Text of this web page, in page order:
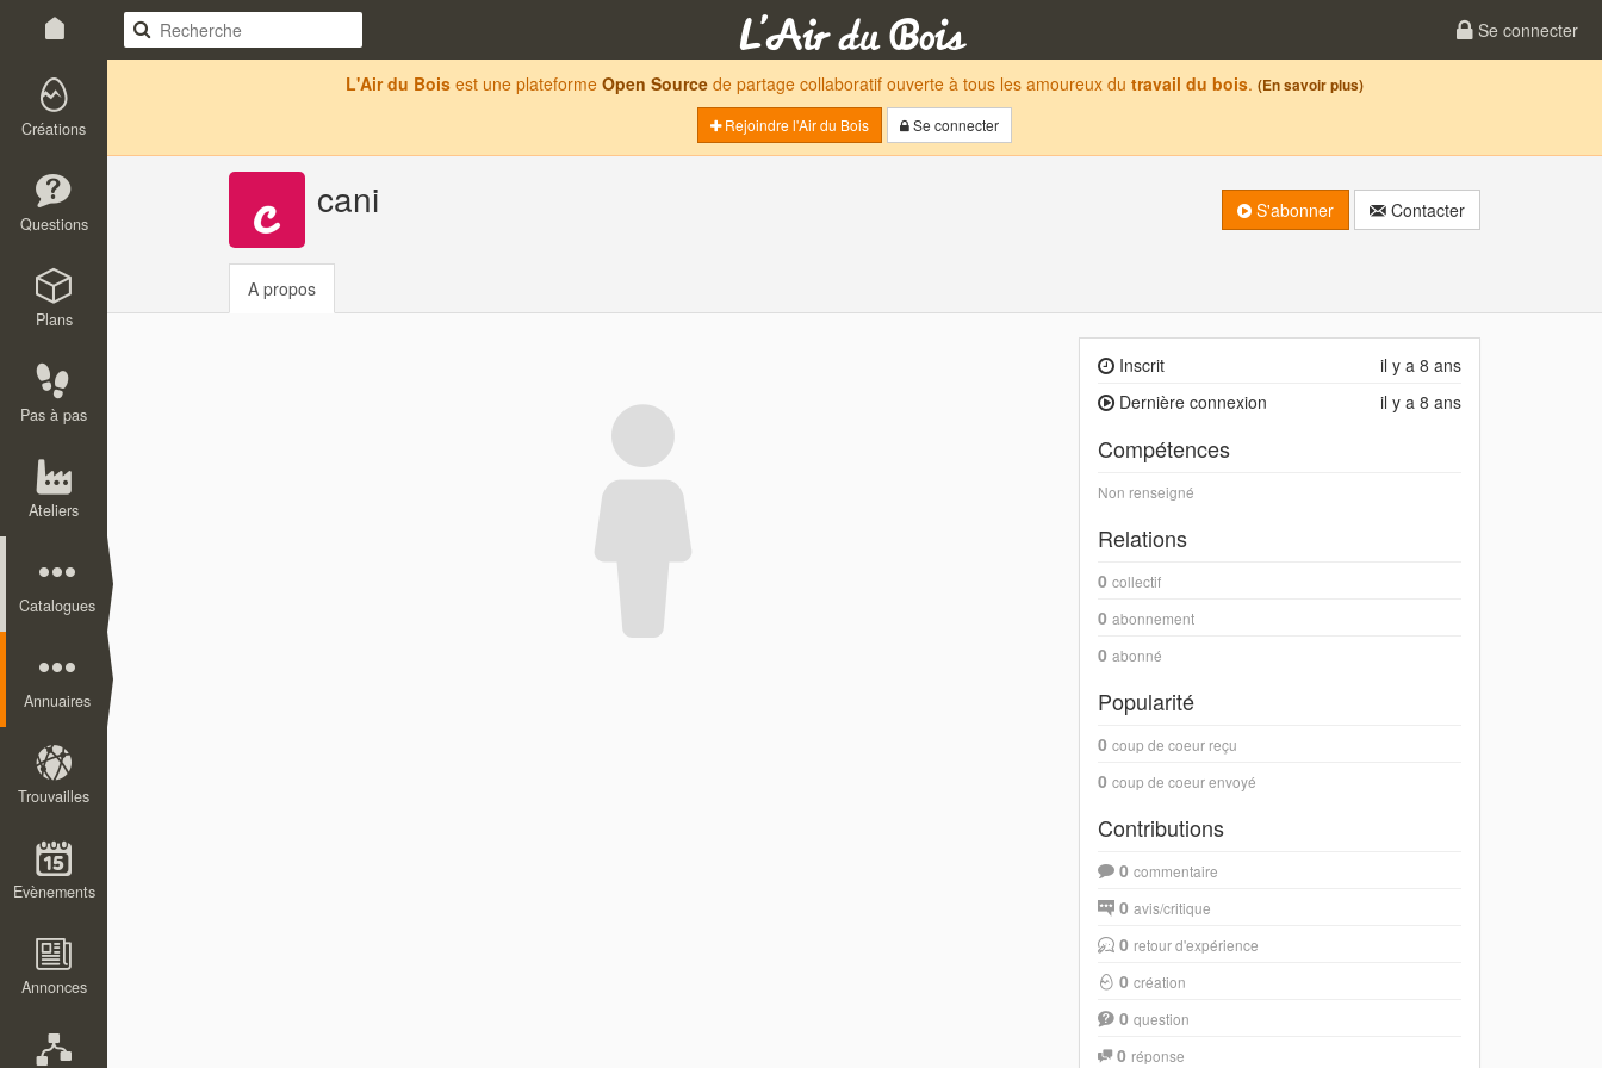
Se connecter
Créations
Questions
Plans
Pas à pas
Ateliers
Catalogues
Annuaires
Trouvailles
Evènements
Annonces
L'Air du Bois est une plateforme Open Source de partage collaboratif ouverte à tous les amoureux du travail du bois. (En savoir plus)
Rejoindre l'Air du Bois
Se connecter
cani S'abonner Contacter
A propos
il y a 8 ans
Inscrit
il y a 8 ans
Dernière connexion
Compétences
Non renseigné
Relations
0 collectif
0 abonnement
0 abonné
Popularité
0 coup de coeur reçu
0 coup de coeur envoyé
Contributions
0 commentaire
0 avis/critique
0 retour d'expérience
0 création
0 question
0 réponse